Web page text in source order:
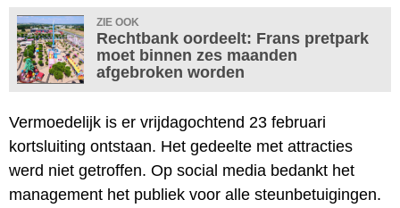
ZIE OOK
Rechtbank oordeelt: Frans pretpark
moet binnen zes maanden
afgebroken worden
Vermoedelijk is er vrijdagochtend 23 februari
kortsluiting ontstaan. Het gedeelte met attracties
werd niet getroffen. Op social media bedankt het
management het publiek voor alle steunbetuigingen.